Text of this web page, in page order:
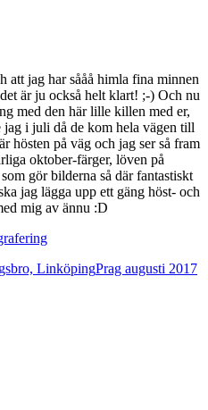
att jag har sååå himla fina minnen
är ju också helt klart! ;-) Och nu
med den här lille killen med er,
i juli då de kom hela vägen till
hösten på väg och jag ser så fram
oktober-färger, löven på
gör bilderna så där fantastiskt
jag lägga upp ett gäng höst- och
mig av ännu :D
LinköpingPrag augusti 2017